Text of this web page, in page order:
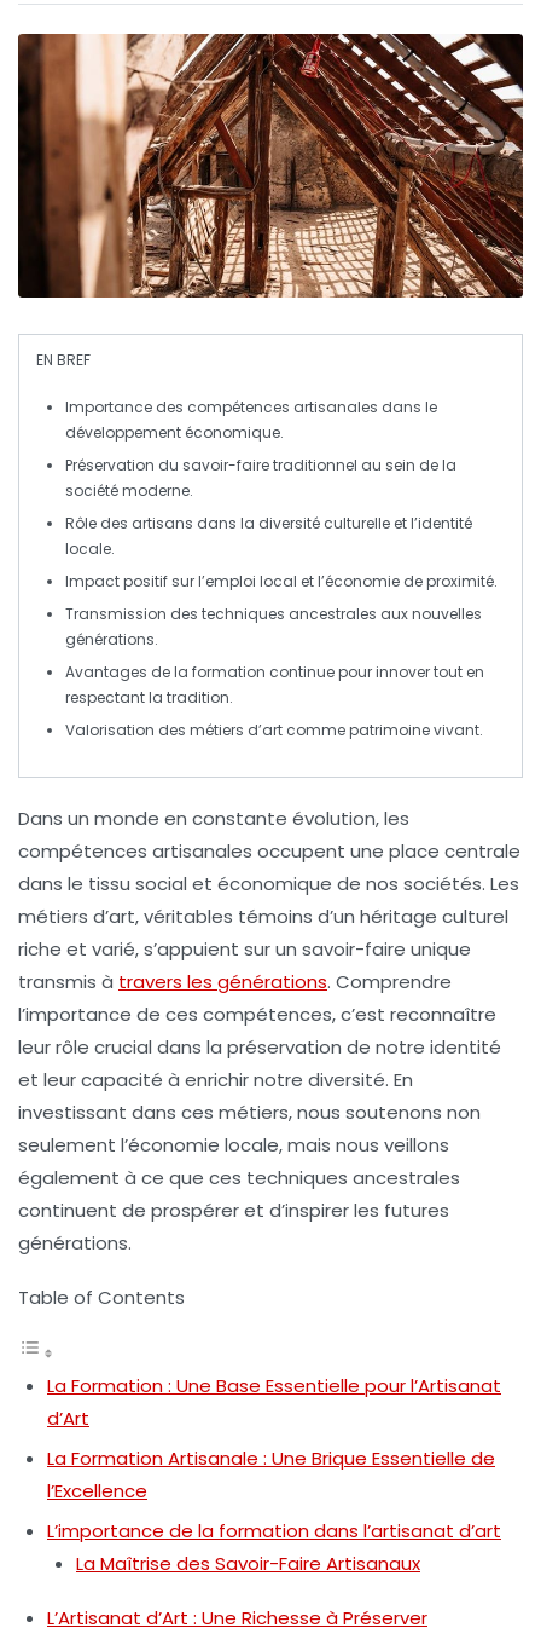
EN BREF
Importance des compétences artisanales dans le
développement économique.
Préservation du savoir-faire traditionnel au sein de la
société moderne.
Rôle des artisans dans la diversité culturelle et l’identité
locale.
Impact positif sur l’emploi local et l’économie de proximité.
Transmission des techniques ancestrales aux nouvelles
générations.
Avantages de la formation continuepour innover tout en
respectant la tradition.
Valorisation des métiers d’art comme patrimoine vivant.
Dans un monde en constante évolution, les
compétences artisanales occupent une place centrale
dans le tissu social et économique de nos sociétés. Les
métiers d’art, véritables témoins d’un héritage culturel
riche et varié, s’appuient sur un savoir-faire unique
transmis à travers les générations. Comprendre
l’importance de ces compétences, c’est reconnaître
leur rôle crucial dans la préservation de notre identité
et leur capacité à enrichir notre diversité. En
investissant dans ces métiers, nous soutenons non
seulement l’économie locale, mais nous veillons
également à ce que ces techniques ancestrales
continuent de prospérer et d’inspirer les futures
générations.
Table of Contents
La Formation : Une Base Essentielle pour l’Artisanat
d’Art
La Formation Artisanale : Une Brique Essentielle de
l’Excellence
L’importance de la formation dans l’artisanat d’art
La Maîtrise des Savoir-Faire Artisanaux
L’Artisanat d’Art : Une Richesse à Préserver